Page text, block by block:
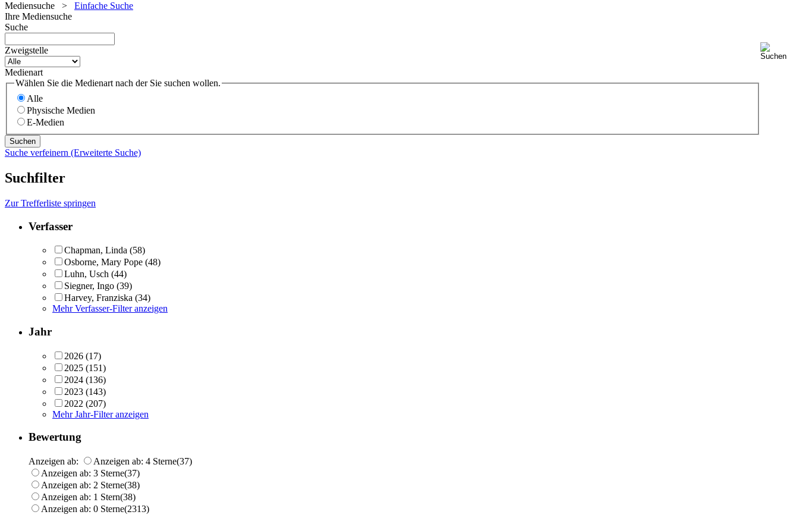
Mediensuche > Einfache Suche
Ihre Mediensuche
Suche
Zweigstelle
Medienart
Wählen Sie die Medienart nach der Sie suchen wollen.
Alle
Physische Medien
E-Medien
Suche verfeinern (Erweiterte Suche)
Suchfilter
Zur Trefferliste springen
Verfasser
Chapman, Linda (58)
Osborne, Mary Pope (48)
Luhn, Usch (44)
Siegner, Ingo (39)
Harvey, Franziska (34)
Mehr Verfasser-Filter anzeigen
Jahr
2026 (17)
2025 (151)
2024 (136)
2023 (143)
2022 (207)
Mehr Jahr-Filter anzeigen
Bewertung
Anzeigen ab: Anzeigen ab: 4 Sterne(37)
Anzeigen ab: 3 Sterne(37)
Anzeigen ab: 2 Sterne(38)
Anzeigen ab: 1 Stern(38)
Anzeigen ab: 0 Sterne(2313)